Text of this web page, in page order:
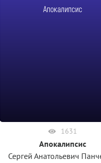
Апокалипсис
1631
Апокалипсис
Сергей Анатольевич